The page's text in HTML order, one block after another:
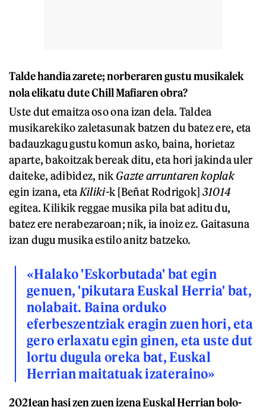
Talde handia zarete; norberaren gustu musikalek
nola elikatu dute Chill Mafiaren obra?
Uste dut emaitza oso ona izan dela. Taldea
musikarekiko zaletasunak batzen du batez ere, eta
badauzkagu gustu komun asko, baina, horietaz
aparte, bakoitzak bereak ditu, eta hori jakinda uler
daiteke, adibidez, nik Gazte arruntaren koplak
egin izana, eta Kiliki-k [Beñat Rodrigok] 31014
egitea. Kilikik reggae musika pila bat aditu du,
batez ere nerabezaroan; nik, ia inoiz ez. Gaitasuna
izan dugu musika estilo anitz batzeko.
«Halako 'Eskorbutada' bat egin
genuen, 'pikutara Euskal Herria' bat,
nolabait. Baina orduko
eferbeszentziak eragin zuen hori, eta
gero erlaxatu egin ginen, eta uste dut
lortu dugula oreka bat, Euskal
Herrian maitatuak izateraino»
2021ean hasi zen zuen izena Euskal Herrian bolo-